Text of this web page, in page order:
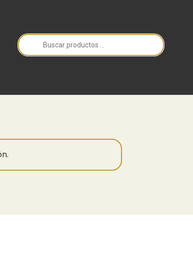
Búsqueda
de
productos